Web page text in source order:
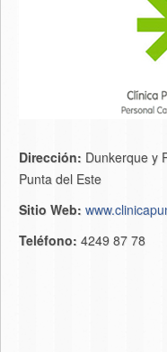
Dirección: Dunkerque y
Punta del Este
Sitio Web:
Teléfono: 4249 87 78